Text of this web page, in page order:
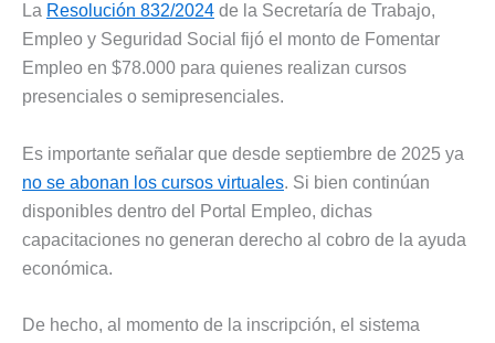
La Resolución 832/2024 de la Secretaría de Trabajo,
Empleo y Seguridad Social fijó el monto de Fomentar
Empleo en $78.000 para quienes realizan cursos
presenciales o semipresenciales.
Es importante señalar que desde septiembre de 2025 ya
no se abonan los cursos virtuales. Si bien continúan
disponibles dentro del Portal Empleo, dichas
capacitaciones no generan derecho al cobro de la ayuda
económica.
De hecho, al momento de la inscripción, el sistema